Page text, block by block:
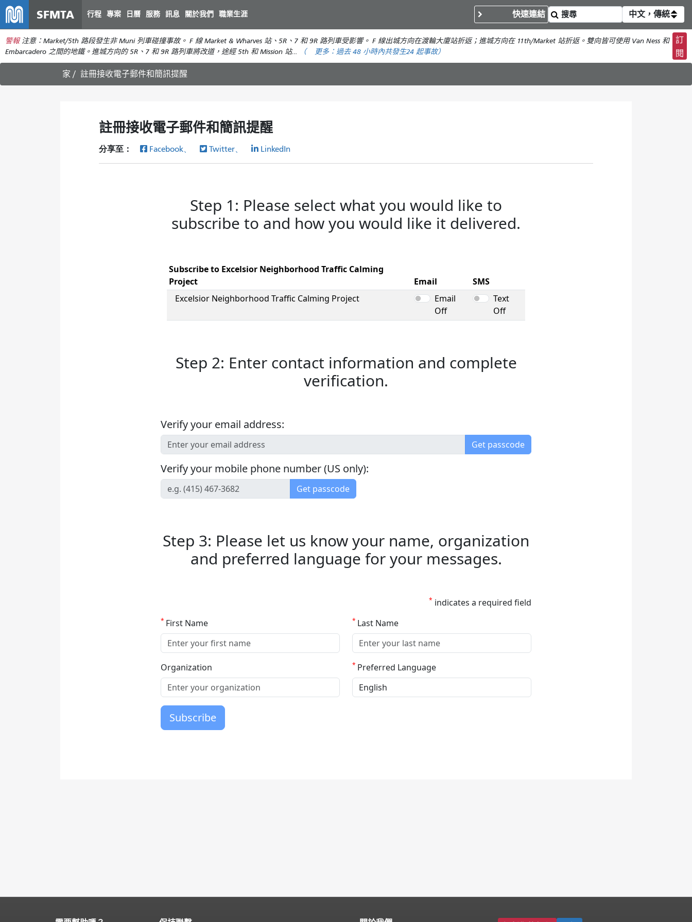
主
要
內
SFMTA 行程 專案 日曆 服務 訊息 關於我們 職業生涯 快速連結 中文，傳統
警報 注意：Market/5th 路段發生非 Muni 列車碰撞事故。 F 線 Market & Wharves 站、5R、7 和 9R 路列車受影響。 F 線出城方向在渡輪大廈站折返；進城方向在 11th/Market 站折返。雙向皆可使用 Van Ness 和
Embarcadero 之間的地鐵。進城方向的 5R、7 和 9R 路列車將改道，途經 5th 和 Mission 站…
（ 更多： 過去 48 小時內共發生24 起事故）
訂
閱
家 註冊接收電子郵件和簡訊提醒
註冊接收電子郵件和簡訊提醒
分享至： Facebook、 Twitter、 LinkedIn